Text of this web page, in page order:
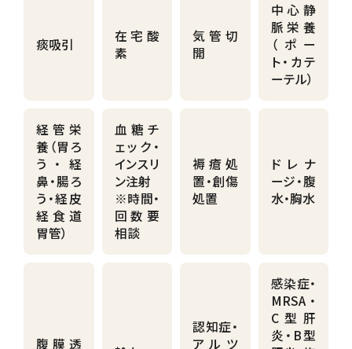
痰吸引
在宅酸
素
気管切
開
中心静
脈栄養
（ポー
ト・カテ
ーテル）
経管栄
養（胃ろ
う・経
鼻・腸ろ
う・経皮
経食道
胃管）
血糖チ
ェック・
インスリ
ン注射
※時間・
回数要
相談
褥瘡処
置・創傷
処置
ドレナ
ージ・腹
水・胸水
腹膜透
認知症・
アルツ
感染症・
MRSA・
C型肝
炎・B型